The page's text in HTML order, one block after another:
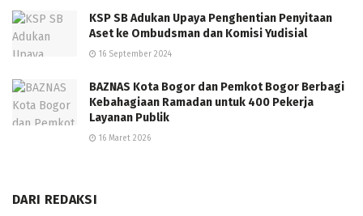
KSP SB Adukan Upaya Penghentian Penyitaan
Aset ke Ombudsman dan Komisi Yudisial
16 September 2024
BAZNAS Kota Bogor dan Pemkot Bogor Berbagi
Kebahagiaan Ramadan untuk 400 Pekerja
Layanan Publik
16 Maret 2026
DARI REDAKSI